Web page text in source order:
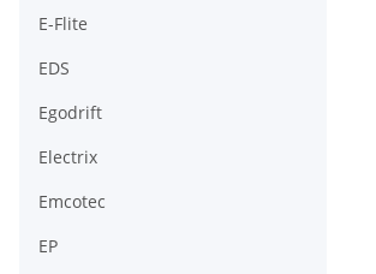
E-Flite
EDS
Egodrift
Electrix
Emcotec
EP